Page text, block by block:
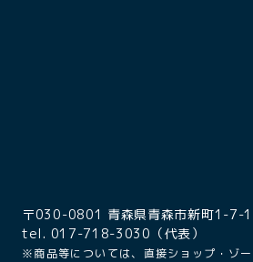
〒030-0801 青森県青森市新町1-7-1
tel. 017-718-3030（代表）
※商品等については、直接ショップ・ゾ